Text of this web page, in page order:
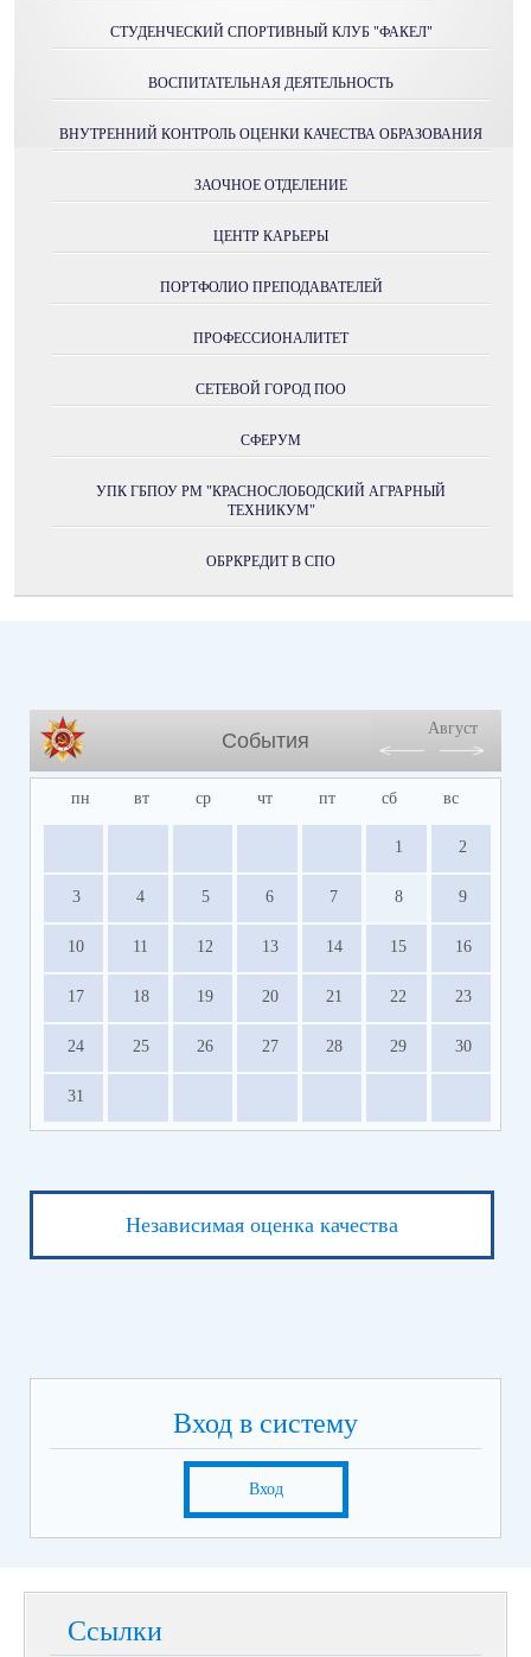
СТУДЕНЧЕСКИЙ СПОРТИВНЫЙ КЛУБ "ФАКЕЛ"
ВОСПИТАТЕЛЬНАЯ ДЕЯТЕЛЬНОСТЬ
ВНУТРЕННИЙ КОНТРОЛЬ ОЦЕНКИ КАЧЕСТВА ОБРАЗОВАНИЯ
ЗАОЧНОЕ ОТДЕЛЕНИЕ
ЦЕНТР КАРЬЕРЫ
ПОРТФОЛИО ПРЕПОДАВАТЕЛЕЙ
ПРОФЕССИОНАЛИТЕТ
СЕТЕВОЙ ГОРОД ПОО
СФЕРУМ
УПК ГБПОУ РМ "КРАСНОСЛОБОДСКИЙ АГРАРНЫЙ
ТЕХНИКУМ"
ОБРКРЕДИТ В СПО
События
Август
пн вт ср чт пт сб вс
1 2
3 4 5 6 7 8 9
10 11 12 13 14 15 16
17 18 19 20 21 22 23
24 25 26 27 28 29 30
31
Независимая оценка качества
Вход в систему
Вход
Ссылки